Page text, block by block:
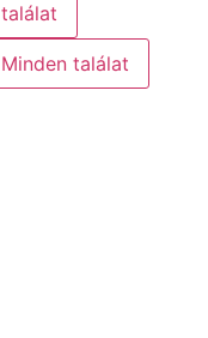
találat
Minden találat